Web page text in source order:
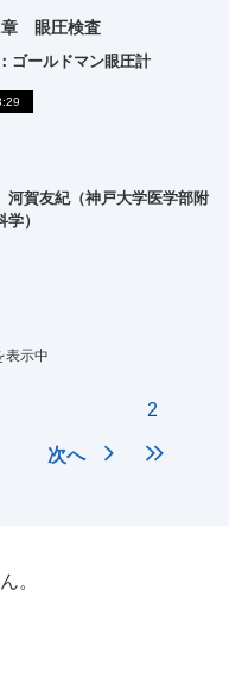
章 眼圧検査
ゴールドマン眼圧計
河賀友紀（神戸大学医学部附
）
表示中
2
次へ
。